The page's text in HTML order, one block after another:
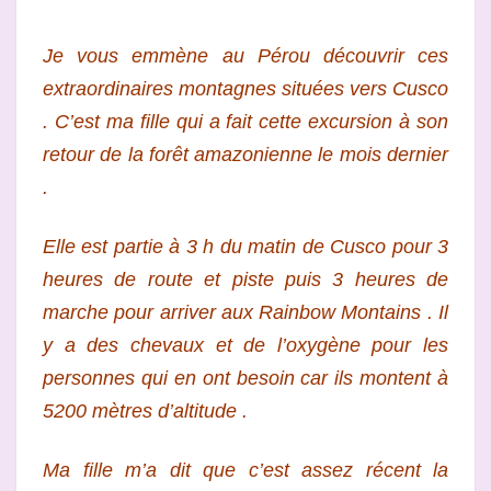
Je vous emmène au Pérou découvrir ces
extraordinaires montagnes situées vers Cusco
. C’est ma fille qui a fait cette excursion à son
retour de la forêt amazonienne le mois dernier
.
Elle est partie à 3 h du matin de Cusco pour 3
heures de route et piste puis 3 heures de
marche pour arriver aux Rainbow Montains . Il
y a des chevaux et de l’oxygène pour les
personnes qui en ont besoin car ils montent à
5200 mètres d’altitude .
Ma fille m’a dit que c’est assez récent la